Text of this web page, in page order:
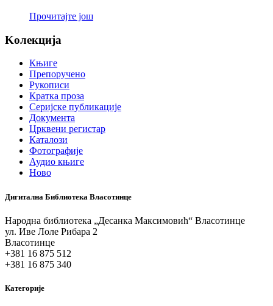
Прочитајте још
Koлекција
Књиге
Препоручено
Рукописи
Кратка проза
Серијске публикације
Документа
Црквени регистар
Каталози
Фотографије
Аудио књиге
Ново
Дигитална Библиотека Власотинце
Народна библиотека „Десанка Максимовић“ Власотинце
ул. Иве Лоле Рибара 2
Власотинце
+381 16 875 512
+381 16 875 340
Категорије